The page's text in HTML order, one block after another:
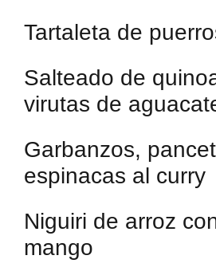
Tartaleta de
Salteado de
virutas de
Garbanzos,
espinacas al curry
Niguiri de arroz
mango